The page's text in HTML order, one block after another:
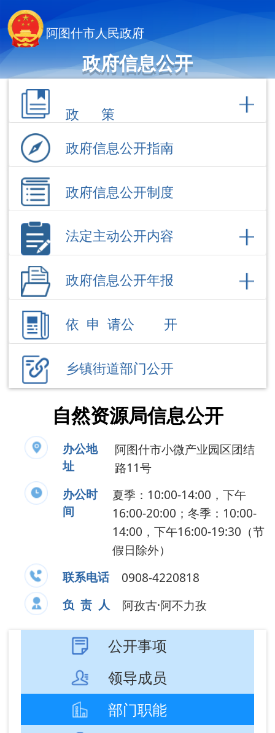
阿图什市人民政府
政府信息公开
政府信息公开指南
政府信息公开制度
法定主动公开内容
政府信息公开年报
依 申 请公 开
自然资源局信息公开
办公地
址
阿图什市小微产业园区团结
路11号
办公时
间
夏季：10:00-14:00，下午
16:00-20:00；冬季：10:00-
14:00，下午16:00-19:30（节
假日除外）
负 责 人
阿孜古·阿不力孜
公开事项
内设机构
阿图什市自然资源局部门职责
办公地址：阿图什市小微产业园区团结路
办公时间：夏季：10:00-14:00，下午